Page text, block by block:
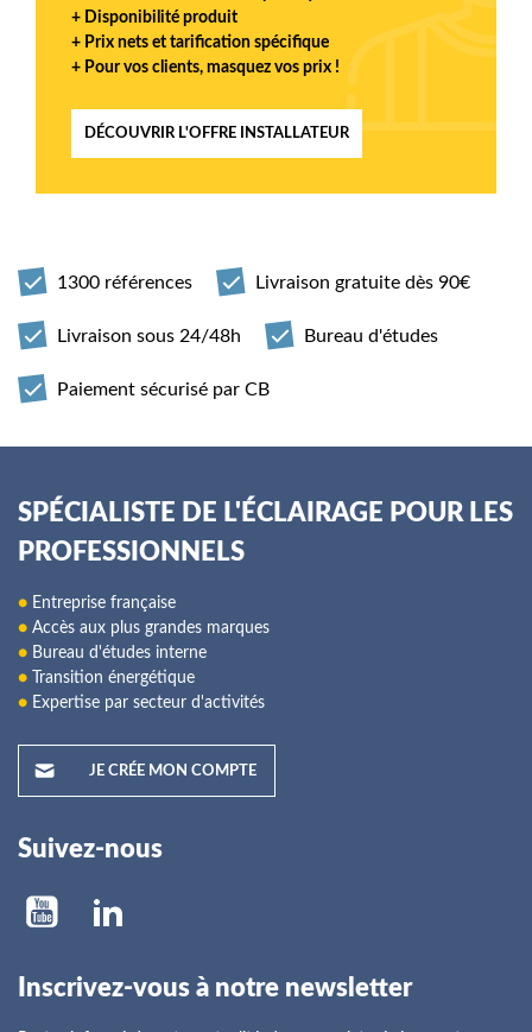
+ Disponibilité produit
+ Prix nets et tarification spécifique
+ Pour vos clients, masquez vos prix !
DÉCOUVRIR L'OFFRE INSTALLATEUR
1300 références Livraison gratuite dès 90€
Livraison sous 24/48h Bureau d'études
Paiement sécurisé par CB
SPÉCIALISTE DE L'ÉCLAIRAGE POUR LES
PROFESSIONNELS
● Entreprise française
● Accès aux plus grandes marques
● Bureau d'études interne
● Transition énergétique
● Expertise par secteur d'activités
JE CRÉE MON COMPTE
Suivez-nous
Inscrivez-vous à notre newsletter